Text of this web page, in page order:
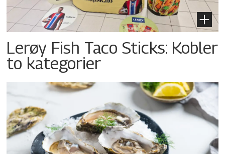
Lerøy Fish Taco Sticks: Kobler
to kategorier